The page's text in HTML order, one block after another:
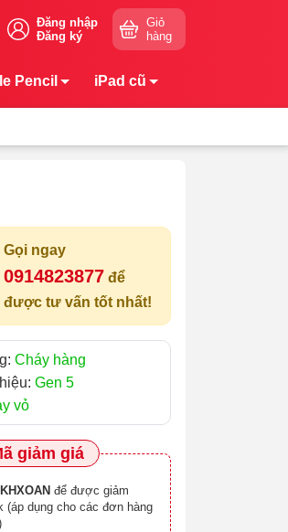
Đăng nhập
Đăng ký
Giỏ
hàng
Pencil iPad cũ
Gọi ngay
0914823877 để
được tư vấn tốt nhất!
Cháy hàng
Gen 5
vỏ
giảm giá
KHXOAN
(áp dụng cho các đơn hàng